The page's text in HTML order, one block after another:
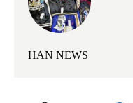
HAN NEWS